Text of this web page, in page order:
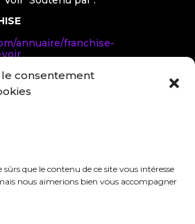
consentement
que le contenu de ce site vous intéresse
nous aimerions bien vous accompagner
annuaire/franchise-
la-
MAGAZINE